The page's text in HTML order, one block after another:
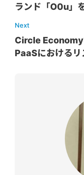
ランド「O0u」
Next
Circle Economy
PaaSにおける